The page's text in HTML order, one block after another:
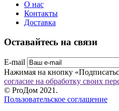
О нас
Контакты
Доставка
Оставайтесь на связи
E-mail
Нажимая на кнопку
согласие на обработку своих
© ProДом 2021.
Пользовательское соглашение